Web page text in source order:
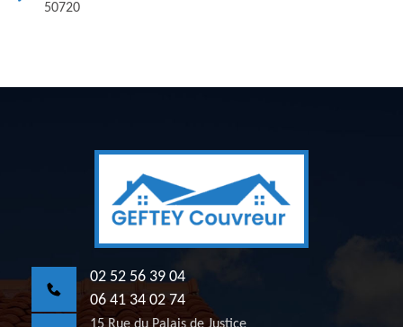
50720
02 52 56 39 04
06 41 34 02 74